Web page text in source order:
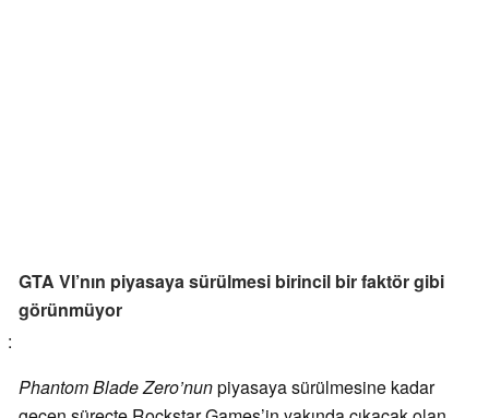
GTA VI’nın piyasaya sürülmesi birincil bir faktör gibi
görünmüyor
:
Phantom Blade Zero’nunpiyasaya sürülmesine kadar